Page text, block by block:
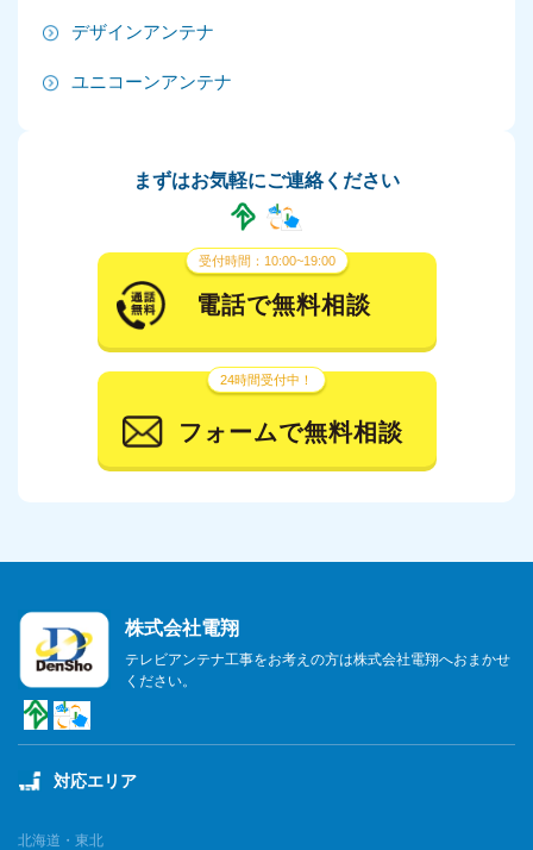
2024年6月
2024年5月
2024年3月
2024年1月
2023年12月
2023年11月
2023年10月
2023年6月
2023年5月
2023年3月
2023年2月
デザインアンテナ
ユニコーンアンテナ
まずはお気軽にご連絡ください
受付時間：10:00~19:00
電話で無料相談
24時間受付中！
フォームで無料相談
株式会社電翔
テレビアンテナ工事をお考えの方は株式会社電翔へおまかせ
ください。
対応エリア
北海道・東北